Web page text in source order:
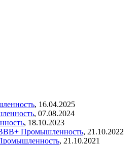
, 16.04.2025
, 07.08.2024
, 18.10.2023
Промышленность, 21.10.2022
, 21.10.2021